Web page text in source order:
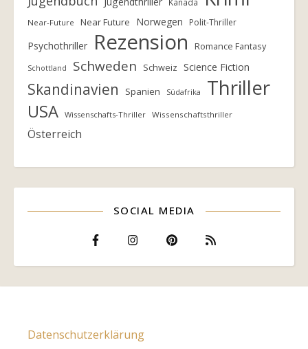
Near-Future Near Future Norwegen Polit-Thriller
Psychothriller Rezension Romance Fantasy
Schottland Schweden Schweiz Science Fiction
Skandinavien Spanien Südafrika Thriller
USA Wissenschafts-Thriller Wissenschaftsthriller
Österreich
SOCIAL MEDIA
Datenschutzerklärung